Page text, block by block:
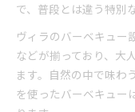
で、普段とは違う特別
ヴィラのバーベキュー
などが揃っており、大
ます。自然の中で味わ
を使ったバーベキュー